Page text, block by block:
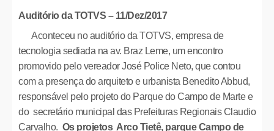
Auditório da TOTVS – 11/Dez/2017
Aconteceu no auditório da TOTVS, empresa de
tecnologia sediada na av. Braz Leme, um encontro
promovido pelo vereador José Police Neto, que contou
com a presença do arquiteto e urbanista Benedito Abbud,
responsável pelo projeto do Parque do Campo de Marte e
do secretário municipal das Prefeituras Regionais Claudio
Carvalho. Os projetos Arco Tietê, parque Campo de